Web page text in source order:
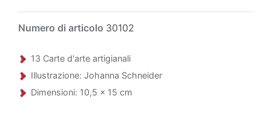
Numero di articolo 30102
13 Carte d'arte artigianali
Illustrazione: Johanna Schneider
Dimensioni: 10,5 x 15 cm